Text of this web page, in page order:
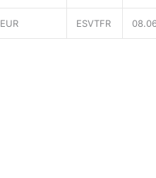
EUR ESVTFR